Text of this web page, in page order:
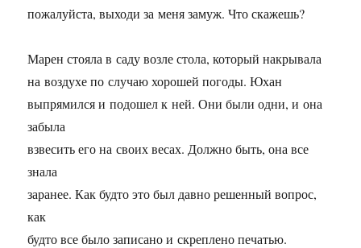
пожалуйста, выходи за меня замуж. Что скажешь?
Марен стояла в саду возле стола, который накрывала
на воздухе по случаю хорошей погоды. Юхан
выпрямился и подошел к ней. Они были одни, и она
забыла
взвесить его на своих весах. Должно быть, она все
знала
заранее. Как будто это был давно решенный вопрос,
как
будто все было записано и скреплено печатью.